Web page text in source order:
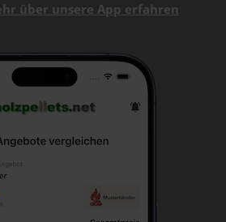
über unsere App erfahren